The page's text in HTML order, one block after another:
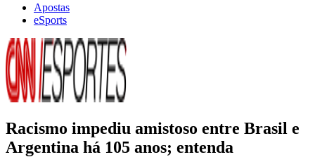
Apostas
eSports
Racismo impediu amistoso entre Brasil e
Argentina há 105 anos; entenda